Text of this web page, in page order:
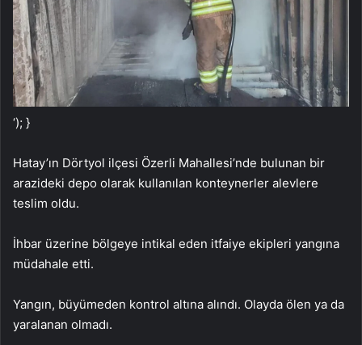
‘); }
Hatay’ın Dörtyol ilçesi Özerli Mahallesi’nde bulunan bir
arazideki depo olarak kullanılan konteynerler alevlere
teslim oldu.
İhbar üzerine bölgeye intikal eden itfaiye ekipleri yangına
müdahale etti.
Yangın, büyümeden kontrol altına alındı. Olayda ölen ya da
yaralanan olmadı.